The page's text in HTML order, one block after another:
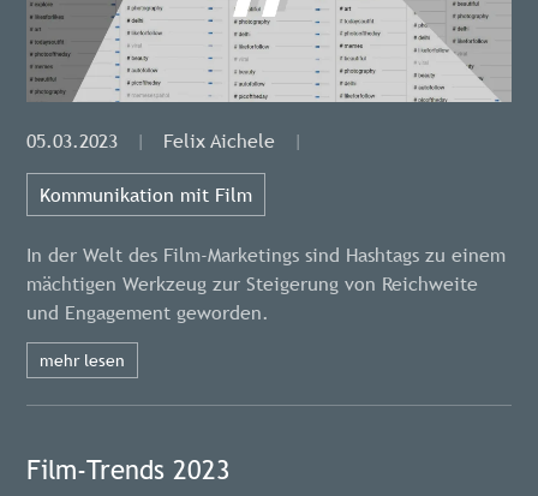
05.03.2023 | Felix Aichele |
Kommunikation mit Film
In der Welt des Film-Marketings sind Hashtags zu einem
mächtigen Werkzeug zur Steigerung von Reichweite
und Engagement geworden.
mehr lesen
Film-Trends 2023